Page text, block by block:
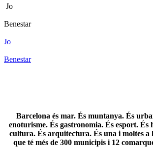
Jo
Benestar
Jo
Benestar
Barcelona és mar. És muntanya. És
enoturisme. És gastronomia. És esport. És
cultura. És arquitectura. És una i moltes a
que té més de 300 municipis i 12